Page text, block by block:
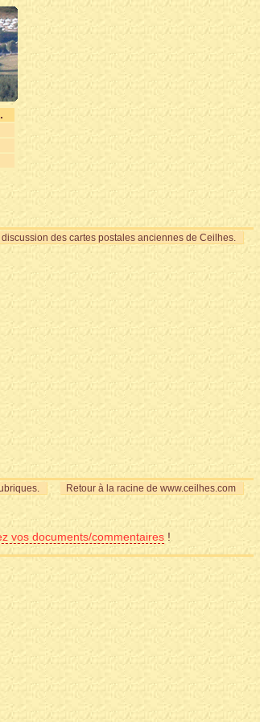
des cartes postales anciennes de Ceilhes.
Retour à la racine de www.ceilhes.com
vos documents/commentaires !